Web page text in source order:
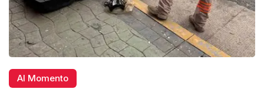
Al Momento